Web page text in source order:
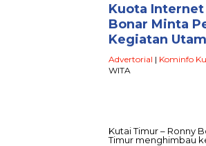
Kuota Internet
Bonar Minta
Kegiatan
Advertorial | Kominfo
WITA
Kutai Timur – Ronny
Timur menghimbau